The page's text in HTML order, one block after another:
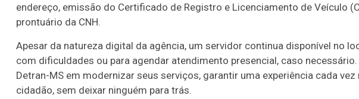
endereço, emissão do Certificado de Registro e Licenciamento de Veículo
prontuário da CNH.
Apesar da natureza digital da agência, um servidor continua disponível no
com dificuldades ou para agendar atendimento presencial, caso
Detran-MS em modernizar seus serviços, garantir uma experiência cada
cidadão, sem deixar ninguém para trás.